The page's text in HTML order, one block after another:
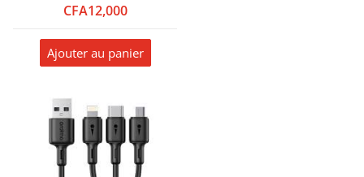
téléphones portables
CFA12,000
Ajouter au panier